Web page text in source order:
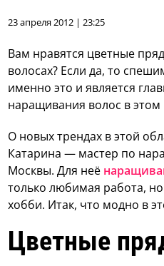
23 апреля 2012 | 23:25
Вам нравятся цветные
волосах? Если да, то
именно это и является
наращивания волос в этом
О новых трендах в этой
Катарина — мастер по
Москвы. Для неё
только любимая работа,
хобби. Итак, что модно в
Цветные